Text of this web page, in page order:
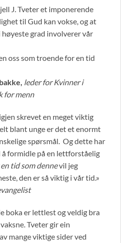
J. Tveter et imponerende
til Gud kan vokse, og at
grad involverer vår
oss som troende for en tid
leder for Kvinner i
for menn
skrevet en meget viktig
blant unge er det et enormt
spørsmål. Og dette har
å formidle på en lettforståelig
tid som dennevil jeg
den er så viktig i vår tid.»
boka er lettlest og veldig bra
Tveter gir ein
mange viktige sider ved